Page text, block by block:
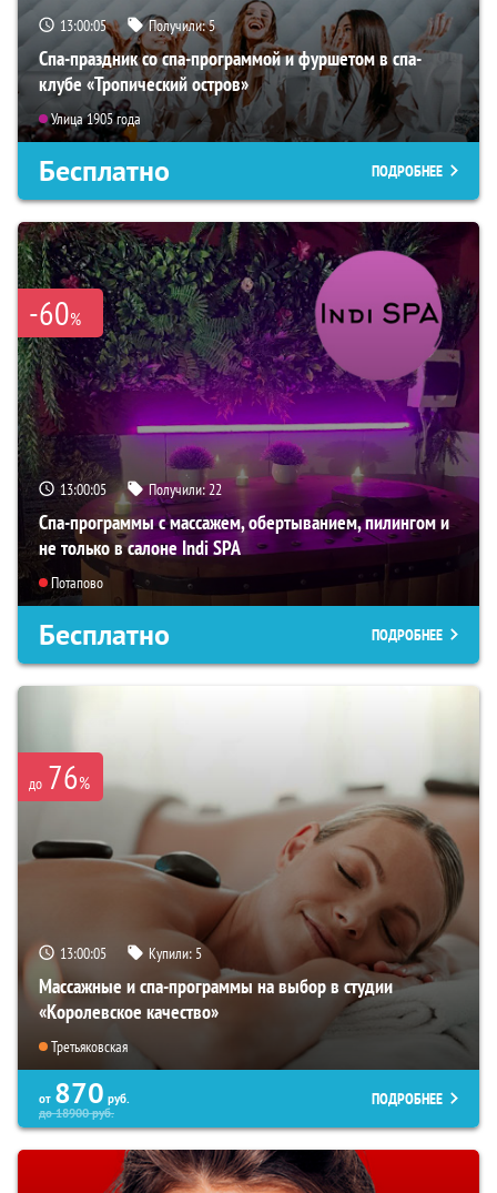
13:00:03 Получили:5
Спа-праздник со спа-программой и фуршетом в спа-
клубе «Тропический остров»
Улица 1905 года
Бесплатно ПОДРОБНЕЕ
-60%
13:00:03 Получили:22
Спа-программы с массажем, обертыванием, пилингом и
не только в салоне Indi SPA
Потапово
Бесплатно ПОДРОБНЕЕ
до 76%
13:00:03 Купили: 5
Массажные и спа-программы на выбор в студии
«Королевское качество»
Третьяковская
от 870 руб.
до18900руб.
ПОДРОБНЕЕ